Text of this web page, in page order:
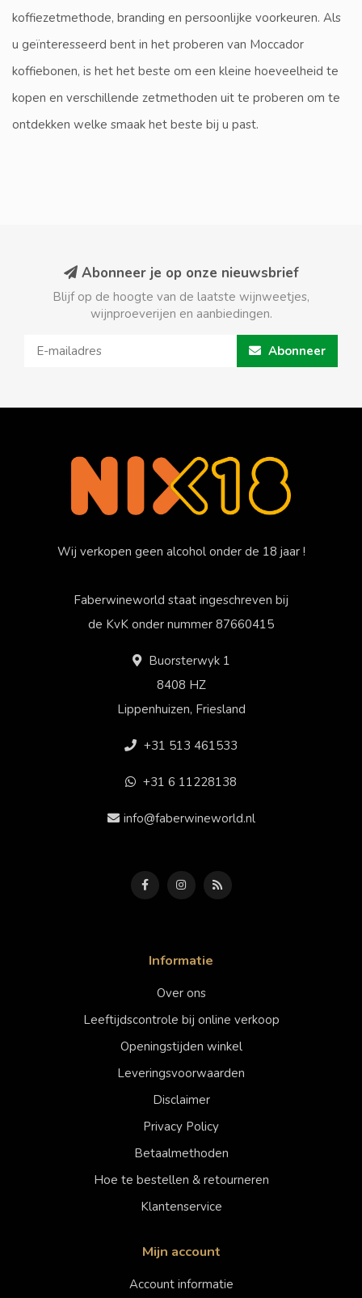
koffiezetmethode, branding en persoonlijke voorkeuren. Als
u geïnteresseerd bent in het proberen van Moccador
koffiebonen, is het het beste om een kleine hoeveelheid te
kopen en verschillende zetmethoden uit te proberen om te
ontdekken welke smaak het beste bij u past.
Abonneer je op onze nieuwsbrief
Blijf op de hoogte van de laatste wijnweetjes,
wijnproeverijen en aanbiedingen.
Abonneer
Wij verkopen geen alcohol onder de 18 jaar !
Faberwineworld staat ingeschreven bij
de KvK onder nummer 87660415
Buorsterwyk 1
8408 HZ
Lippenhuizen, Friesland
+31 513 461533
+31 6 11228138
info@faberwineworld.nl
Informatie
Over ons
Leeftijdscontrole bij online verkoop
Openingstijden winkel
Leveringsvoorwaarden
Disclaimer
Privacy Policy
Betaalmethoden
Hoe te bestellen & retourneren
Klantenservice
Mijn account
Account informatie